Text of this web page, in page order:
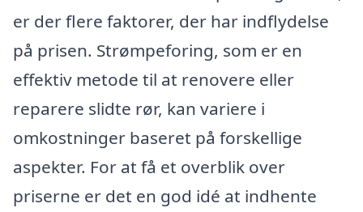
er der flere faktorer, der har indflydelse
på prisen. Strømpeforing, som er en
effektiv metode til at renovere eller
reparere slidte rør, kan variere i
omkostninger baseret på forskellige
aspekter. For at få et overblik over
priserne er det en god idé at indhente